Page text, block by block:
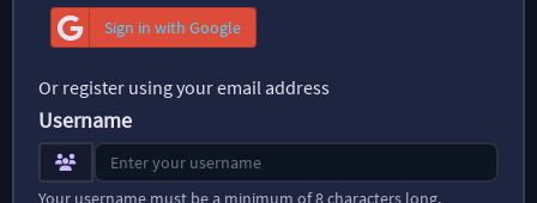
Sign in with Google
Or register using your email address
Username
Your username must be a minimum of 8 characters long.